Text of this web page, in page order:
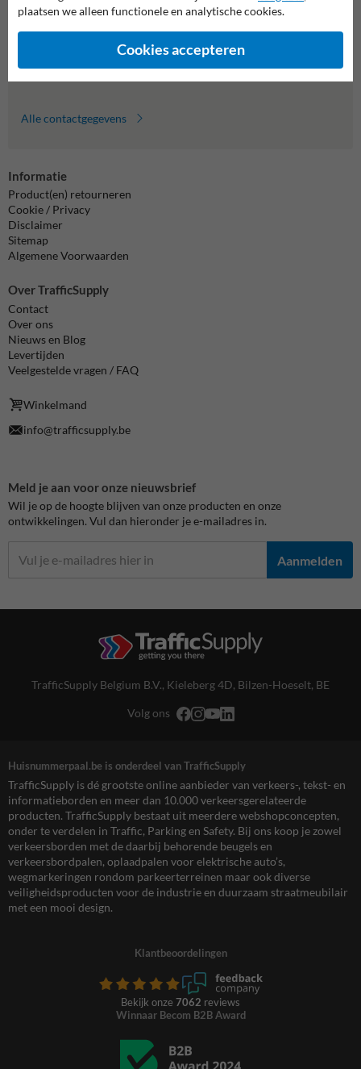
495 473.
Vragen? Stuur een e-mail naarinfo@trafficsupply.beof vul het
formulier in en we reageren zo spoedig mogelijk.
info@trafficsupply.be
Alle contactgegevens
Informatie
Product(en) retourneren
Cookie / Privacy
Disclaimer
Sitemap
Algemene Voorwaarden
Over TrafficSupply
Contact
Over ons
Nieuws en Blog
Levertijden
Veelgestelde vragen / FAQ
Winkelmand
info@trafficsupply.be
Meld je aan voor onze nieuwsbrief
Wil je op de hoogte blijven van onze producten en onze
ontwikkelingen. Vul dan hieronder je e-mailadres in.
Aanmelden
TrafficSupply Belgium B.V., Kieleberg 4D, Bilzen-Hoeselt, BE
Volg ons
Huisnummerpaal.be is onderdeel van TrafficSupply
TrafficSupply is dé grootste online aanbieder van verkeers-, tekst- en
informatieborden en meer dan 10.000 verkeersgerelateerde
producten. TrafficSupply bestaat uit meerdere webshopconcepten,
onder te verdelen in Traffic, Parking en Safety. Bij ons koop je zowel
verkeersborden met de daarbij behorende beugels en
verkeersbordpalen, oplaadpalen voor elektrische auto’s,
wegmarkeringen rondom parkeerterreinen maar ook diverse
veiligheidsproducten voor de industrie en duurzaam straatmeubilair
met een mooi design.
Klantbeoordelingen
Bekijk onze 7062 reviews
Winnaar Becom B2B Award
plaatsen we alleen functionele en analytische cookies.
Cookies accepteren